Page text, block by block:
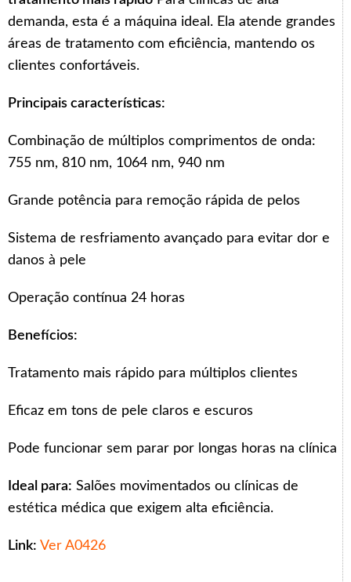
demanda, esta é a máquina ideal. Ela atende grandes
áreas de tratamento com eficiência, mantendo os
clientes confortáveis.
Principais características:
Combinação de múltiplos comprimentos de onda:
755 nm, 810 nm, 1064 nm, 940 nm
Grande potência para remoção rápida de pelos
Sistema de resfriamento avançado para evitar dor e
danos à pele
Operação contínua 24 horas
Benefícios:
Tratamento mais rápido para múltiplos clientes
Eficaz em tons de pele claros e escuros
Pode funcionar sem parar por longas horas na clínica
Ideal para: Salões movimentados ou clínicas de
estética médica que exigem alta eficiência.
Link: Ver A0426